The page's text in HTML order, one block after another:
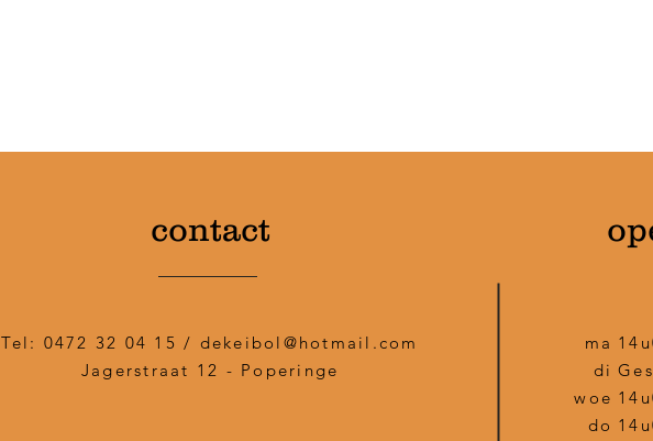
contact
ma
di
woe
do
Tel: 0472 32 04 15 / dekeibol@hotmail.com
Jagerstraat 12 - Poperinge